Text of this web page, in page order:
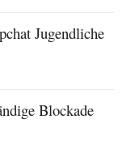
Jugendliche
Blockade